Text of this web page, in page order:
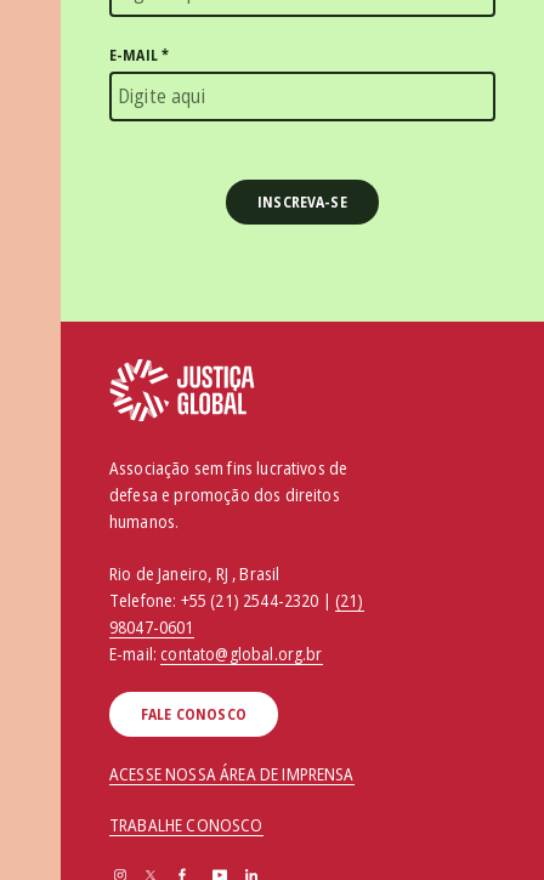
E-MAIL*
Associação sem fins lucrativos de
defesa e promoção dos direitos
humanos.
Rio de Janeiro, RJ , Brasil
Telefone: +55 (21) 2544-2320 | (21)
98047-0601
E-mail:contato@global.org.br
FALE CONOSCO
ACESSE NOSSA ÁREA DE IMPRENSA
TRABALHE CONOSCO